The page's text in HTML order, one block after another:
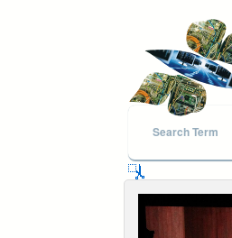
Search Term